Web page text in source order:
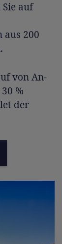
auf
200
von An-
%
der